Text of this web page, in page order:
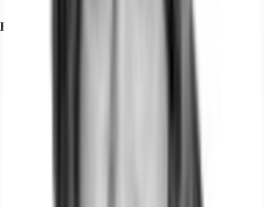
Exposé herunterladen